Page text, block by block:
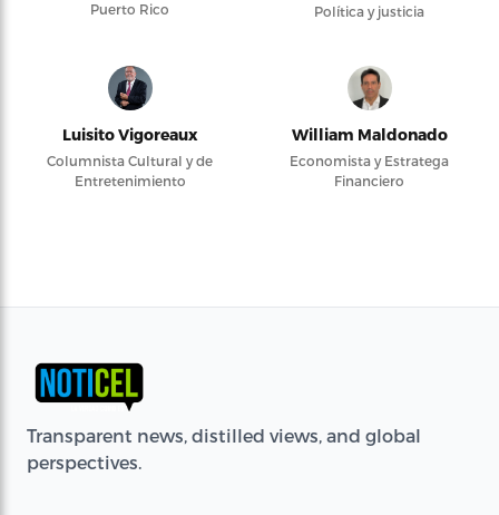
Puerto Rico
Política y justicia
Luisito Vigoreaux
Columnista Cultural y de
Entretenimiento
William Maldonado
Economista y Estratega
Financiero
Transparent news, distilled views, and global
perspectives.